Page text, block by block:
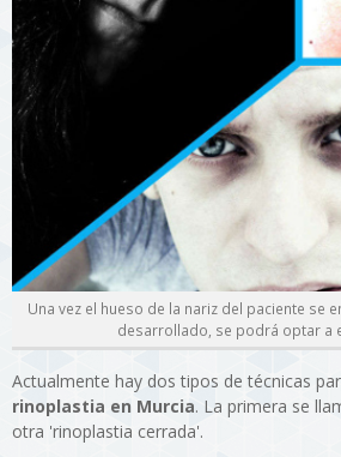
Una vez el hueso de la nariz del paciente se
desarrollado, se podrá optar a
Actualmente hay dos tipos de técnicas
rinoplastia en Murcia. La primera se
otra 'rinoplastia cerrada'.